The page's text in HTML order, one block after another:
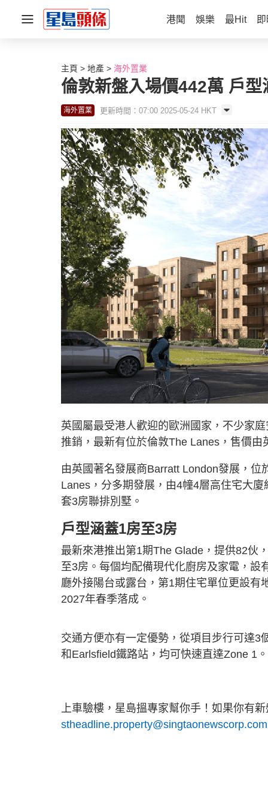
港聞 娛樂 最Hit
主頁 地產 海外置業
倫敦新盤入場價442萬 戶型
海外置業 更新時間：07:00 2025-05-24 HKT
英國屬最受港人歡迎的歐洲國家，不少家
推銷，最新有位於倫敦The Lanes，售價由
由英國著名發展商Barratt London發展，
Lanes，分多期發展，由4幢4層高住宅大
套3房聯排別墅。
戶型涵蓋1房至3房
最新來港推出第1期The Glade，提供82伙
至3房。每個均配備現代化廚房及家電，設
廳外接陽台或露台，第1期住宅單位更設有
2027年春季落成。
交通方便亦有一定優勢，從項目步行可達3
和Earlsfield鐵路站，均可快速直達Zone 1
上車驗樓，星島搵專家幫你手！如果你有
stheadline.property@singtaonewscorp.com